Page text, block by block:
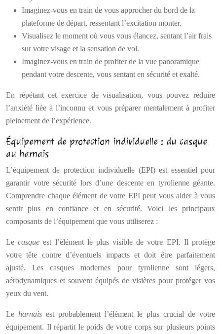
Imaginez-vous en train de vous approcher du bord de la
plateforme de départ, ressentant l’excitation monter.
Visualisez le moment où vous vous élancez, sentant l’air frais
sur votre visage et la sensation de vol.
Imaginez-vous en train de profiter de la vue panoramique
pendant votre descente, vous sentant en sécurité et exalté.
En répétant cet exercice de visualisation, vous pouvez réduire
l’anxiété liée à l’inconnu et vous préparer mentalement à profiter
pleinement de l’expérience.
Équipement de protection individuelle : du casque
au harnais
L’équipement de protection individuelle (EPI) est essentiel pour
garantir votre sécurité lors d’une descente en tyrolienne géante.
Comprendre chaque élément de votre EPI peut vous aider à vous
sentir plus en confiance et en sécurité. Voici les principaux
composants de l’équipement que vous utiliserez :
Lecasqueest l’élément le plus visible de votre EPI. Il protège
votre tête contre d’éventuels impacts et doit être parfaitement
ajusté. Les casques modernes pour tyrolienne sont légers,
aérodynamiques et souvent équipés de visières pour protéger vos
yeux du vent.
Le harnais est probablement l’élément le plus crucial de votre
équipement. Il répartit le poids de votre corps sur plusieurs points